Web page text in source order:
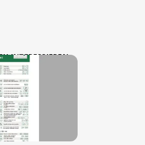
INTERESSIEREN: